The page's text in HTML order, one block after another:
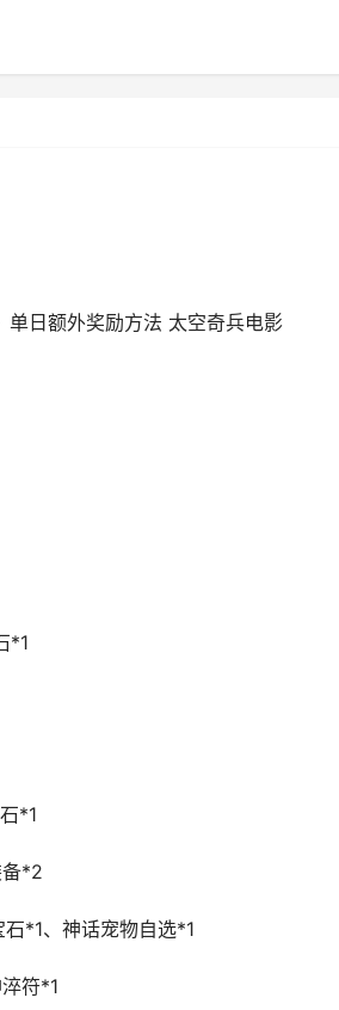
单日额外奖励方法 太空奇兵电影
*1
*1
*2
*1、神话宠物自选*1
符*1